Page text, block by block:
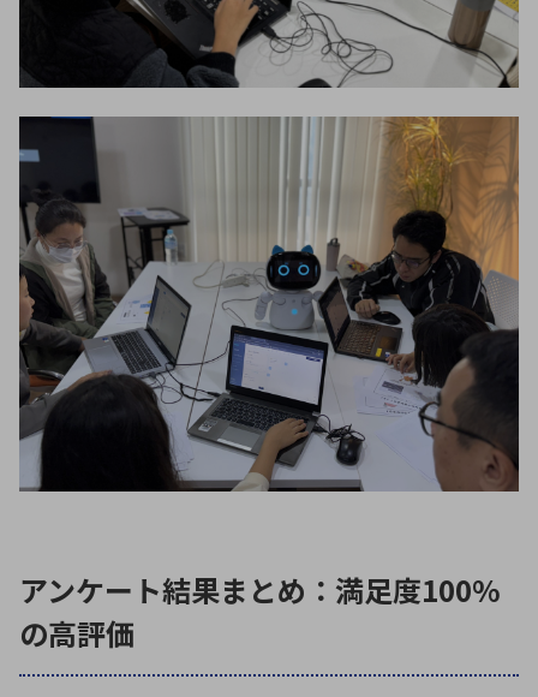
アンケート結果まとめ：満足度100%
の高評価